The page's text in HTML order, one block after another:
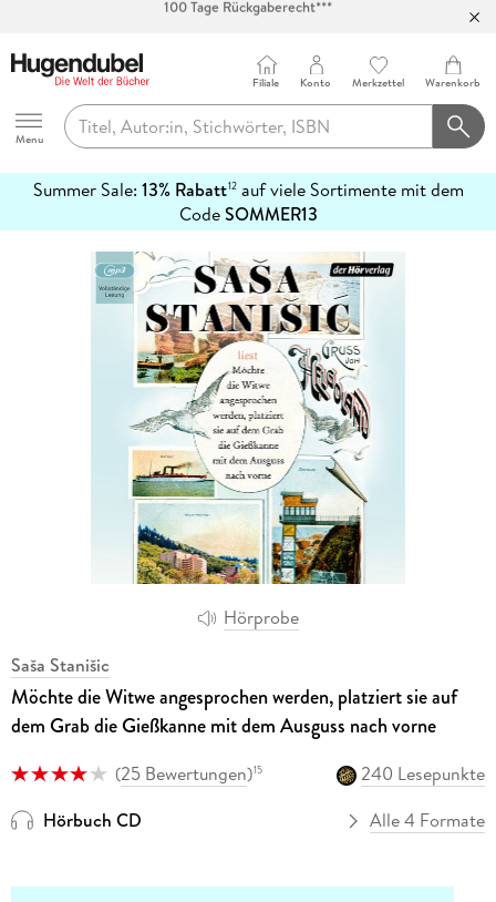
Abholung in über 100 Filialen
Hugendubel
Menu
Filiale Konto Merkzettel Warenkorb
Summer Sale: 13% Rabatt12auf viele Sortimente mit dem
CodeSOMMER13
erfahren
Hörprobe
Saša Stanišic
Möchte die Witwe angesprochen werden, platziert sie auf
dem Grab die Gießkanne mit dem Ausguss nach vorne
(25 Bewertungen)15
240 Lesepunkte
Hörbuch CD
Alle 4 Formate